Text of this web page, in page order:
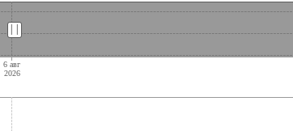
||
||